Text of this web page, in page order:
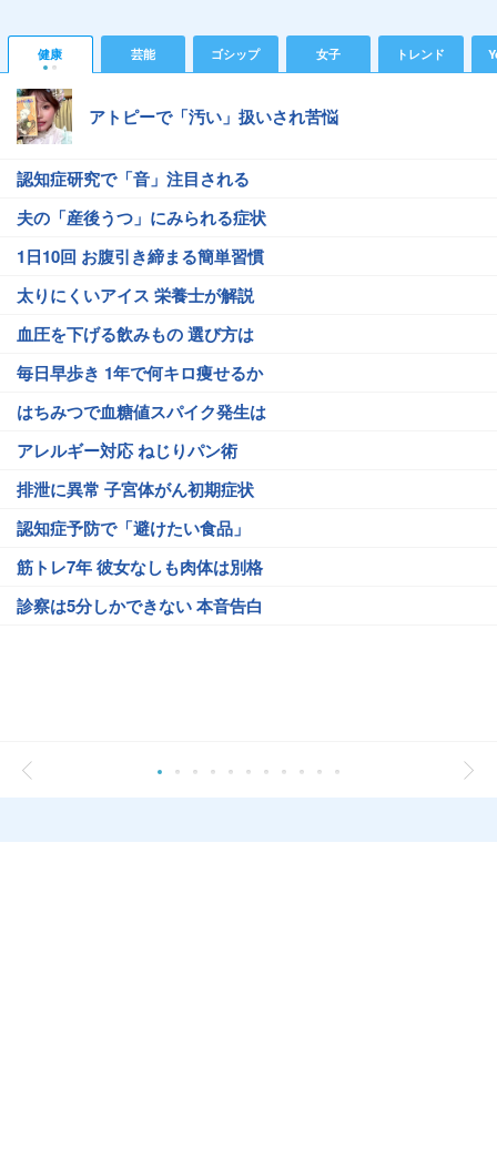
健康 芸能 ゴシップ 女子 トレンド
アトピーで「汚い」扱いされ苦悩
認知症研究で「音」注目される
夫の「産後うつ」にみられる症状
1日10回 お腹引き締まる簡単習慣
太りにくいアイス 栄養士が解説
血圧を下げる飲みもの 選び方は
毎日早歩き 1年で何キロ痩せるか
はちみつで血糖値スパイク発生は
アレルギー対応 ねじりパン術
排泄に異常 子宮体がん初期症状
認知症予防で「避けたい食品」
筋トレ7年 彼女なしも肉体は別格
診察は5分しかできない 本音告白